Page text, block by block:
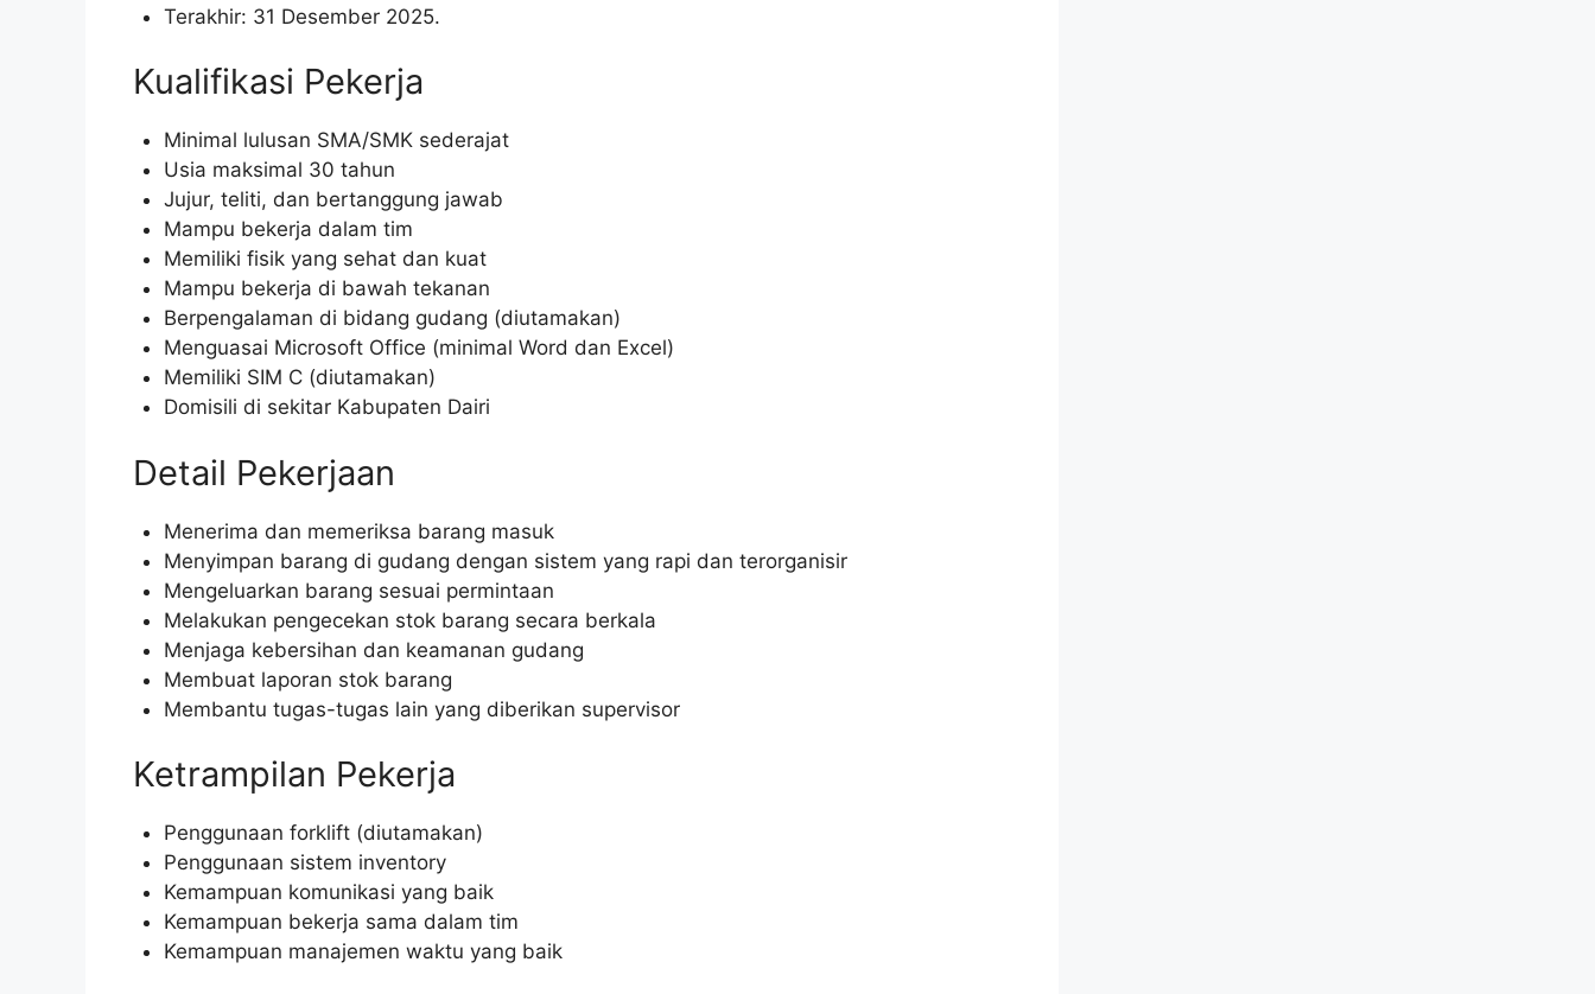
Terakhir: 31 Desember 2025.
Kualifikasi Pekerja
Minimal lulusan SMA/SMK sederajat
Usia maksimal 30 tahun
Jujur, teliti, dan bertanggung jawab
Mampu bekerja dalam tim
Memiliki fisik yang sehat dan kuat
Mampu bekerja di bawah tekanan
Berpengalaman di bidang gudang (diutamakan)
Menguasai Microsoft Office (minimal Word dan Excel)
Memiliki SIM C (diutamakan)
Domisili di sekitar Kabupaten Dairi
Detail Pekerjaan
Menerima dan memeriksa barang masuk
Menyimpan barang di gudang dengan sistem yang rapi dan terorganisir
Mengeluarkan barang sesuai permintaan
Melakukan pengecekan stok barang secara berkala
Menjaga kebersihan dan keamanan gudang
Membuat laporan stok barang
Membantu tugas-tugas lain yang diberikan supervisor
Ketrampilan Pekerja
Penggunaan forklift (diutamakan)
Penggunaan sistem inventory
Kemampuan komunikasi yang baik
Kemampuan bekerja sama dalam tim
Kemampuan manajemen waktu yang baik